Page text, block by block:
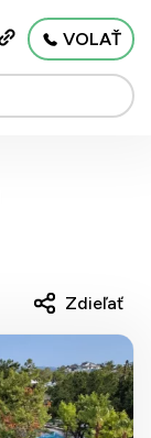
VOLAŤ
Zdieľať